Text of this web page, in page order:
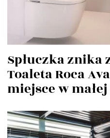
Spłuczka znika
Toaleta Roca
miejsce w małej